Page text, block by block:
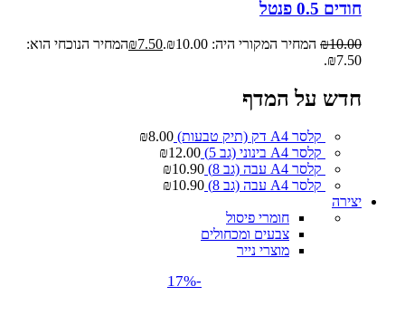
חודים 0.5 פנטל
₪10.00 המחיר המקורי היה: ₪10.00. ₪7.50
המחיר הנוכחי הוא:
₪7.50.
חדש על המדף
קלסר A4 דק (תיק טבעות) ₪8.00
קלסר A4 בינוני (גב 5)
₪12.00
קלסר A4 עבה (גב 8)
₪10.90
קלסר A4 עבה (גב 8)
₪10.90
יצירה
חומרי פיסול
צבעים ומכחולים
מוצרי נייר
-17%